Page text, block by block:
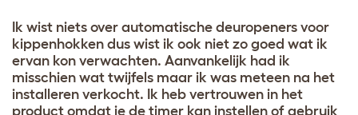
Ik wist niets over automatische deuropeners voor
kippenhokken dus wist ik ook niet zo goed wat ik
ervan kon verwachten. Aanvankelijk had ik
misschien wat twijfels maar ik was meteen na het
installeren verkocht. Ik heb vertrouwen in het
product omdat je de timer kan instellen of gebruik